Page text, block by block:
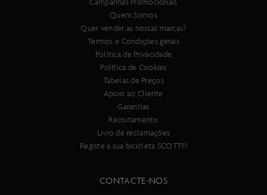
RockShox SID SL Ultimate RD3 Air
Cartucho Charger 3-Modos específico
Eixo 15x110mm Maxle Stealth / Coluna conificada
Ajuste de bloqueio / Rebound
Manípulo de bloqueio RideLoc Remote Control Shifter Kit
Caixa de direção Syncros Pro Drop in
Espigão de selim Syncros Carbono e guiador Fraser iC
Campanhas Promocionais
Quem Somos
Quer vender as nossas marcas?
Termos e Condições gerais
Política de Privacidade
Política de Cookies
Tabelas de Preços
Apoio ao Cliente
Garantias
Recrutamento
Livro de reclamações
Registe a sua bicicleta SCOTT!!!
CONTACTE-NOS